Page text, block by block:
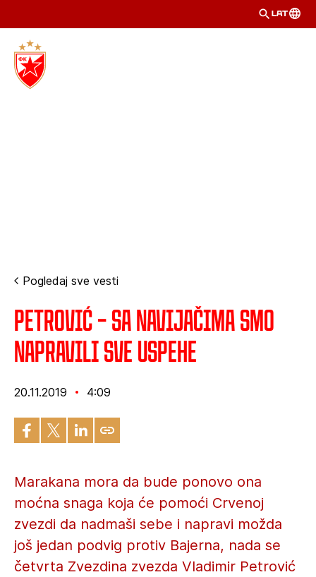
LAT
Pogledaj sve vesti
Petrović – Sa navijačima smo
napravili sve uspehe
20.11.2019 4:09
Marakana mora da bude ponovo ona
moćna snaga koja će pomoći Crvenoj
zvezdi da nadmaši sebe i napravi možda
još jedan podvig protiv Bajerna, nada se
četvrta Zvezdina zvezda Vladimir Petrović